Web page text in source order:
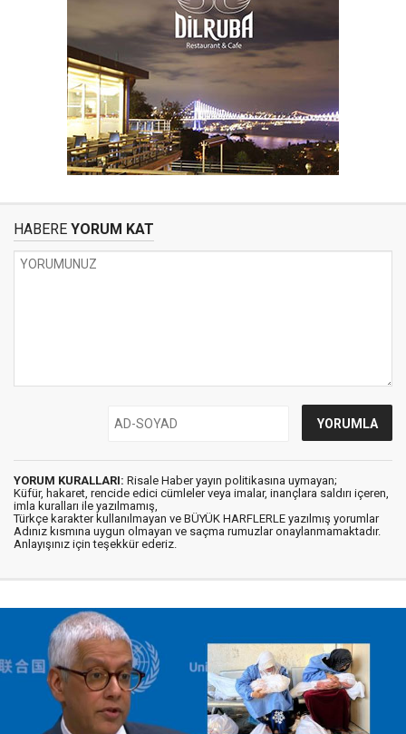
HABERE YORUM KAT
YORUM KURALLARI: Risale Haber yayın politikasına uymayan;
Küfür, hakaret, rencide edici cümleler veya imalar, inançlara saldırı içeren,
imla kuralları ile yazılmamış,
Türkçe karakter kullanılmayan ve BÜYÜK HARFLERLE yazılmış yorumlar
Adınız kısmına uygun olmayan ve saçma rumuzlar onaylanmamaktadır.
Anlayışınız için teşekkür ederiz.